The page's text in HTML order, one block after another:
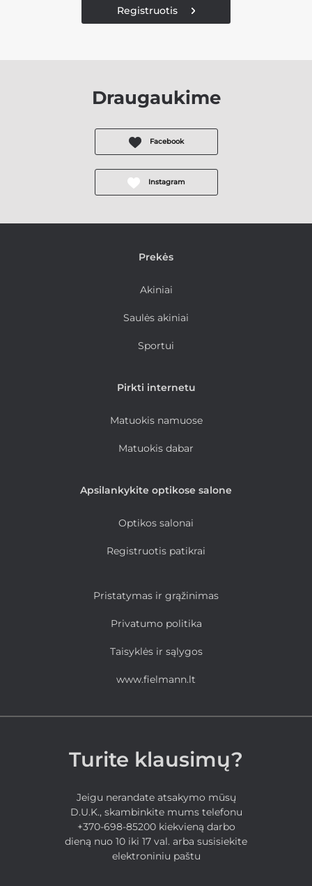
Registruotis
Draugaukime
Facebook
Instagram
Prekės
Akiniai
Saulės akiniai
Sportui
Pirkti internetu
Matuokis namuose
Matuokis dabar
Apsilankykite optikose salone
Optikos salonai
Registruotis patikrai
Pristatymas ir grąžinimas
Privatumo politika
Taisyklės ir sąlygos
www.fielmann.lt
Turite klausimų?
Jeigu nerandate atsakymo mūsų
D.U.K., skambinkite mums telefonu
+370-698-85200 kiekvieną darbo
dieną nuo 10 iki 17 val. arba susisiekite
elektroniniu paštu